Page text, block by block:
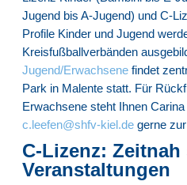
Jugend bis A-Jugend) und C-
Profile Kinder und Jugend
Kreisfußballverbänden
Jugend/Erwachsenefindet
Park in Malente statt. Für
Erwachsene steht Ihnen
c.leefen@shfv-kiel.degerne zur
C-Lizenz: Zeitnah
Veranstaltungen